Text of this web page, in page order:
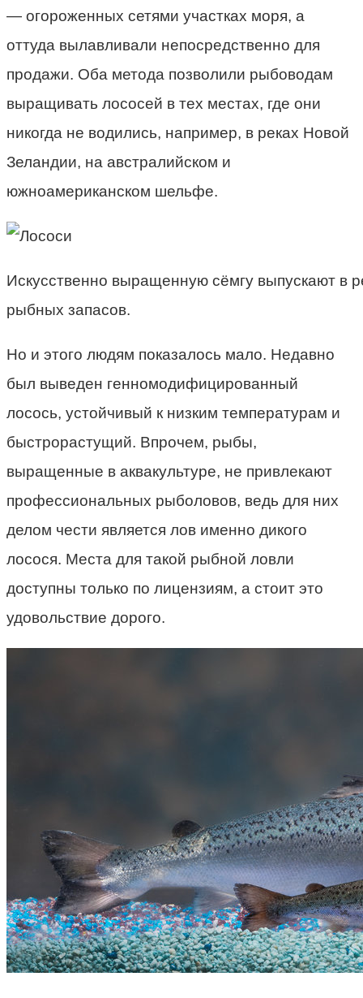
— огороженных сетями участках моря, а
оттуда вылавливали непосредственно для
продажи. Оба метода позволили рыбоводам
выращивать лососей в тех местах, где они
никогда не водились, например, в реках Новой
Зеландии, на австралийском и
южноамериканском шельфе.
Искусственно выращенную сёмгу выпускают в
рыбных запасов.
Но и этого людям показалось мало. Недавно
был выведен генномодифицированный
лосось, устойчивый к низким температурам и
быстрорастущий. Впрочем, рыбы,
выращенные в аквакультуре, не привлекают
профессиональных рыболовов, ведь для них
делом чести является лов именно дикого
лосося. Места для такой рыбной ловли
доступны только по лицензиям, а стоит это
удовольствие дорого.